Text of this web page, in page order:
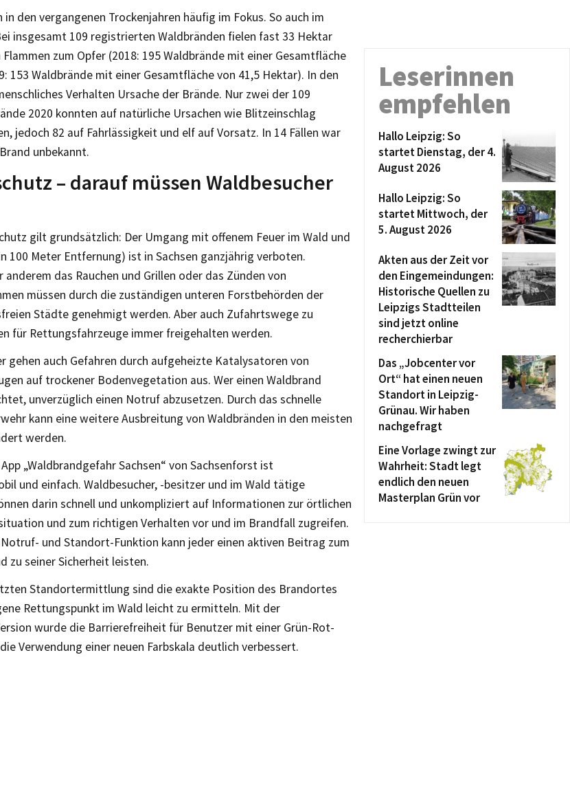
den vergangenen Trockenjahren häufig im Fokus. So auch im
insgesamt 109 registrierten Waldbränden fielen fast 33 Hektar
Flammen zum Opfer (2018: 195 Waldbrände mit einer Gesamtfläche
153 Waldbrände mit einer Gesamtfläche von 41,5 Hektar). In den
Verhalten Ursache der Brände. Nur zwei der 109
2020 konnten auf natürliche Ursachen wie Blitzeinschlag
jedoch 82 auf Fahrlässigkeit und elf auf Vorsatz. In 14 Fällen war
unbekannt.
– darauf müssen Waldbesucher
gilt grundsätzlich: Der Umgang mit offenem Feuer im Wald und
100 Meter Entfernung) ist in Sachsen ganzjährig verboten.
das Rauchen und Grillen oder das Zünden von
müssen durch die zuständigen unteren Forstbehörden der
Städte genehmigt werden. Aber auch Zufahrtswege zu
für Rettungsfahrzeuge immer freigehalten werden.
gehen auch Gefahren durch aufgeheizte Katalysatoren von
auf trockener Bodenvegetation aus. Wer einen Waldbrand
unverzüglich einen Notruf abzusetzen. Durch das schnelle
kann eine weitere Ausbreitung von Waldbränden in den meisten
werden.
„Waldbrandgefahr Sachsen“ von Sachsenforst ist
und einfach. Waldbesucher, -besitzer und im Wald tätige
darin schnell und unkompliziert auf Informationen zur örtlichen
und zum richtigen Verhalten vor und im Brandfall zugreifen.
und Standort-Funktion kann jeder einen aktiven Beitrag zum
zu seiner Sicherheit leisten.
Standortermittlung sind die exakte Position des Brandortes
Rettungspunkt im Wald leicht zu ermitteln. Mit der
wurde die Barrierefreiheit für Benutzer mit einer Grün-Rot-
Verwendung einer neuen Farbskala deutlich verbessert.
Leserinnen
empfehlen
Hallo Leipzig: So
startet Dienstag, der 4.
August 2026
Hallo Leipzig: So
startet Mittwoch, der
5. August 2026
Akten aus der Zeit vor
den Eingemeindungen:
Historische Quellen zu
Leipzigs Stadtteilen
sind jetzt online
recherchierbar
Das „Jobcenter vor
Ort“ hat einen neuen
Standort in Leipzig-
Grünau. Wir haben
nachgefragt
Eine Vorlage zwingt zur
Wahrheit: Stadt legt
endlich den neuen
Masterplan Grün vor